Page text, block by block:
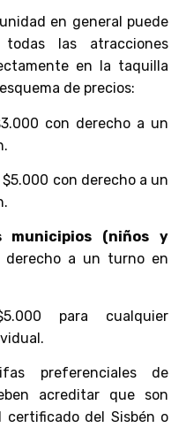
en general puede
las atracciones
en la taquilla
de precios:
con derecho a un
$5.000 con derecho a un
(niños y
derecho a un turno en
para cualquier
preferenciales de
acreditar que son
certificado del Sisbén o